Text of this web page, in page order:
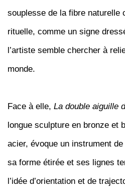
souplesse de la fibre naturelle
rituelle, comme un signe
l’artiste semble chercher à
monde.
Face à elle, La double aiguille
longue sculpture en bronze et
acier, évoque un instrument
sa forme étirée et ses lignes
l’idée d’orientation et de